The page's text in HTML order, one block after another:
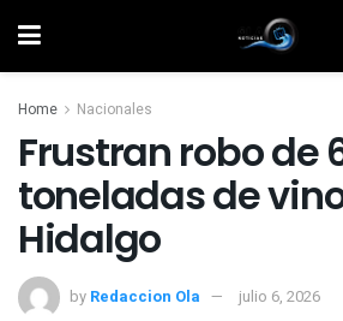
Home Nacionales
Frustran robo de
toneladas de
Hidalgo
by Redaccion Ola julio 6, 2026